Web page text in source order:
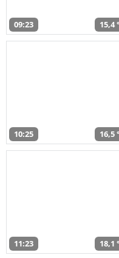
09:23 15,4
10:25 16,5
11:23 18,1